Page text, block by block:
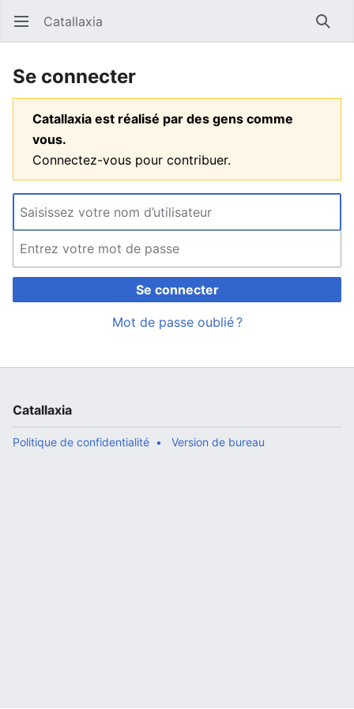
Ouvrir le menu principal Catallaxia
Se connecter
Catallaxia est réalisé par des gens comme
vous.
Connectez-vous pour contribuer.
Se connecter
Mot de passe oublié ?
Catallaxia
Politique de confidentialité Version de bureau